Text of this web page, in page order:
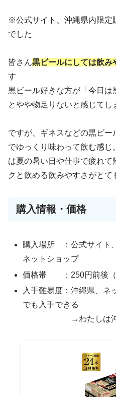
※公式サイト、沖縄県内限定
でした
皆さん黒ビールにしては飲み
す
黒ビール好きな方が「今日
とやや物足りないと感じてし
ですが、ギネスなどの黒ビ
でゆっくり味わって飲む感じ
は夏の暑い日や仕事で疲れ
クと飲める飲みやすさがとて
購入情報・価格
購入場所 ：公式サイト
ネットショップ
価格帯 ：250円前後（
入手難易度：沖縄県、ネ
でも入手できる
→わたしは沖縄県